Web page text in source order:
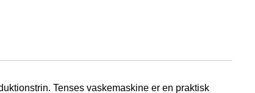
Tenses vaskemaskine er en praktisk